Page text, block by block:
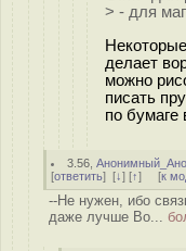
> - для
делает
можно
писать
по бумаге
3.56 ,
[ответить] [↓] [↑] [к
--Не нужен, ибо
даже лучше Во...